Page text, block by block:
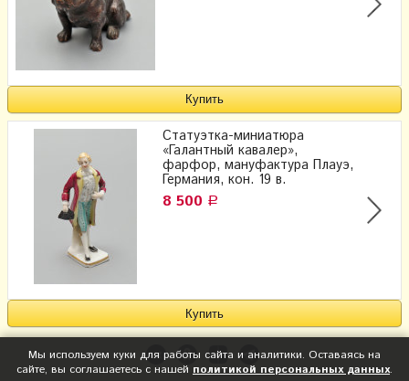
Статуэтка-миниатюра
«Галантный кавалер»,
фарфор, мануфактура Плауэ,
Германия, кон. 19 в.
8 500 Р
Мы используем куки для работы сайта и аналитики. Оставаясь на
сайте, вы соглашаетесь с нашей политикой персональных данных.